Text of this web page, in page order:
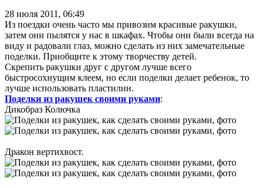
28 июля 2011, 06:49
Из поездки очень часто мы привозим красивые ракушки,
затем они пылятся у нас в шкафах. Чтобы они были всегда на
виду и радовали глаз, можно сделать из них замечательные
поделки. Приобщите к этому творчеству детей.
Скрепить ракушки друг с другом лучше всего
быстросохнущим клеем, но если поделки делает ребенок, то
лучше использовать пластилин.
Поделки из ракушек своими руками:
Дикобраз Колючка
Дракон вертихвост.